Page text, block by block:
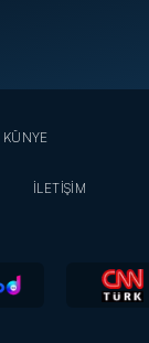
KÜNYE
İLETİŞİM